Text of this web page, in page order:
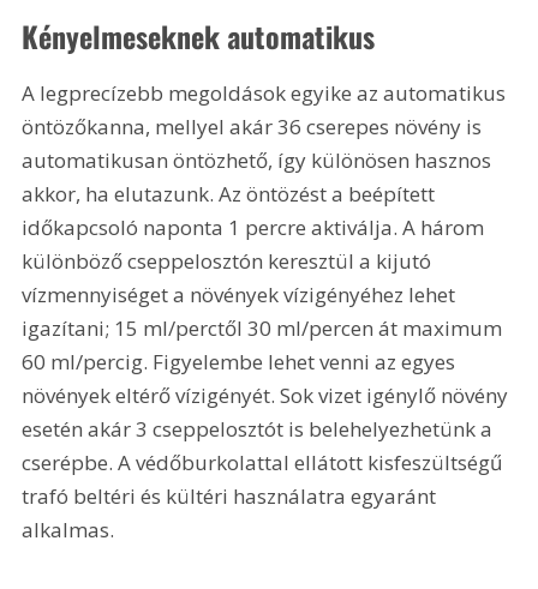
Kényelmeseknek automatikus
A legprecízebb megoldások egyike az automatikus
öntözőkanna, mellyel akár 36 cserepes növény is
automatikusan öntözhető, így különösen hasznos
akkor, ha elutazunk. Az öntözést a beépített
időkapcsoló naponta 1 percre aktiválja. A három
különböző cseppelosztón keresztül a kijutó
vízmennyiséget a növények vízigényéhez lehet
igazítani; 15 ml/perctől 30 ml/percen át maximum
60 ml/percig. Figyelembe lehet venni az egyes
növények eltérő vízigényét. Sok vizet igénylő növény
esetén akár 3 cseppelosztót is belehelyezhetünk a
cserépbe. A védőburkolattal ellátott kisfeszültségű
trafó beltéri és kültéri használatra egyaránt
alkalmas.